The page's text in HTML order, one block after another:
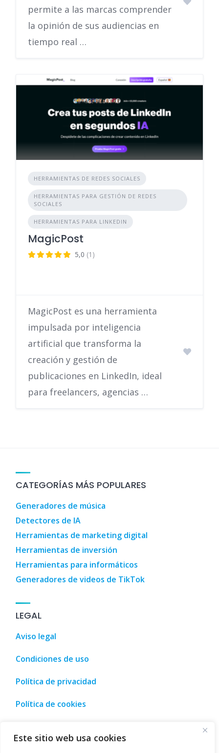
Este sitio web usa cookies
permite a las marcas comprender
la opinión de sus audiencias en
tiempo real …
HERRAMIENTAS DE REDES SOCIALES
HERRAMIENTAS PARA GESTIÓN DE REDES
SOCIALES
HERRAMIENTAS PARA LINKEDIN
MagicPost
5,0 (1)
MagicPost es una herramienta
impulsada por inteligencia
artificial que transforma la
creación y gestión de
publicaciones en LinkedIn, ideal
para freelancers, agencias …
CATEGORÍAS MÁS POPULARES
Generadores de música
Detectores de IA
Herramientas de marketing digital
Herramientas de inversión
Herramientas para informáticos
Generadores de videos de TikTok
LEGAL
Aviso legal
Condiciones de uso
Política de privacidad
Política de cookies
3D Designs 3D Home Design 3D House Design